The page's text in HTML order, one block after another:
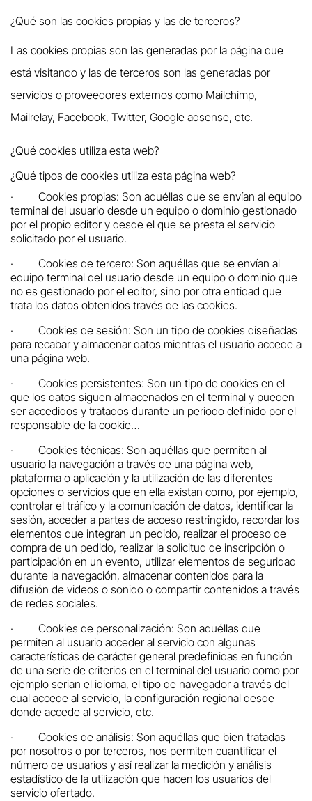
¿Qué son las cookies propias y las de terceros?
Las cookies propias son las generadas por la página que
está visitando y las de terceros son las generadas por
servicios o proveedores externos como Mailchimp,
Mailrelay, Facebook, Twitter, Google adsense, etc.
¿Qué cookies utiliza esta web?
¿Qué tipos de cookies utiliza esta página web?
·
Cookies propias: Son aquéllas que se envían al equipo
terminal del usuario desde un equipo o dominio gestionado
por el propio editor y desde el que se presta el servicio
solicitado por el usuario.
·
Cookies de tercero: Son aquéllas que se envían al
equipo terminal del usuario desde un equipo o dominio que
no es gestionado por el editor, sino por otra entidad que
trata los datos obtenidos través de las cookies.
·
Cookies de sesión: Son un tipo de cookies diseñadas
para recabar y almacenar datos mientras el usuario accede a
una página web.
·
Cookies persistentes: Son un tipo de cookies en el
que los datos siguen almacenados en el terminal y pueden
ser accedidos y tratados durante un periodo definido por el
responsable de la cookie…
·
Cookies técnicas: Son aquéllas que permiten al
usuario la navegación a través de una página web,
plataforma o aplicación y la utilización de las diferentes
opciones o servicios que en ella existan como, por ejemplo,
controlar el tráfico y la comunicación de datos, identificar la
sesión, acceder a partes de acceso restringido, recordar los
elementos que integran un pedido, realizar el proceso de
compra de un pedido, realizar la solicitud de inscripción o
participación en un evento, utilizar elementos de seguridad
durante la navegación, almacenar contenidos para la
difusión de videos o sonido o compartir contenidos a través
de redes sociales.
·
Cookies de personalización: Son aquéllas que
permiten al usuario acceder al servicio con algunas
características de carácter general predefinidas en función
de una serie de criterios en el terminal del usuario como por
ejemplo serian el idioma, el tipo de navegador a través del
cual accede al servicio, la configuración regional desde
donde accede al servicio, etc.
·
Cookies de análisis: Son aquéllas que bien tratadas
por nosotros o por terceros, nos permiten cuantificar el
número de usuarios y así realizar la medición y análisis
estadístico de la utilización que hacen los usuarios del
servicio ofertado.